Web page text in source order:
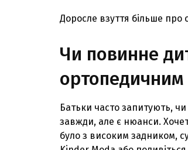
Доросле взуття більше про
Чи повинне
ортопедичним
Батьки часто запитують,
завжди, але є нюанси.
було з високим задником,